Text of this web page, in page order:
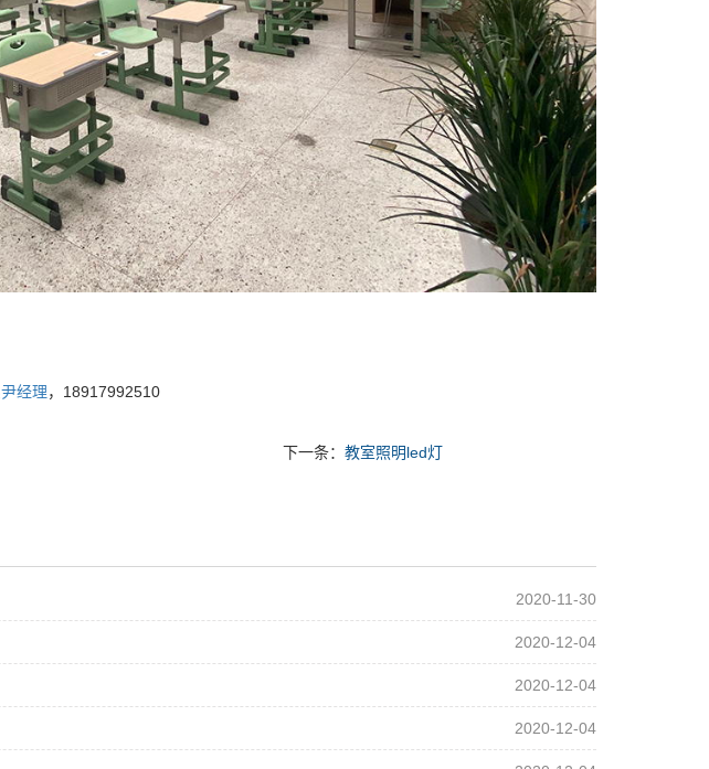
尹经理，18917992510
下一条： 教室照明led灯
2020-11-30
2020-12-04
2020-12-04
2020-12-04